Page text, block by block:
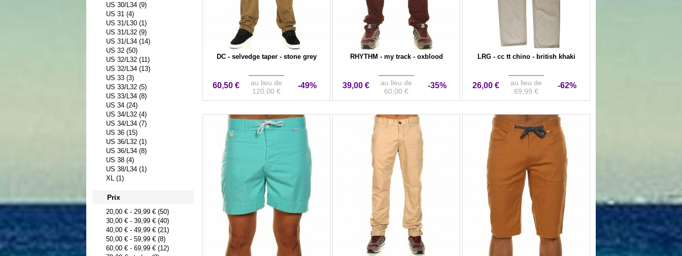
US 30/L34 (9)
US 31 (4)
US 31/L30 (1)
US 31/L32 (9)
US 31/L34 (14)
US 32 (50)
US 32/L32 (11)
US 32/L34 (13)
US 33 (3)
US 33/L32 (5)
US 33/L34 (8)
US 34 (24)
US 34/L32 (4)
US 34/L34 (7)
US 36 (15)
US 36/L32 (1)
US 36/L34 (8)
US 38 (4)
US 38/L34 (1)
XL (1)
Prix
20,00 € -29,99 € (50)
30,00 € -39,99 € (40)
40,00 € -49,99 € (21)
50,00 € -59,99 € (8)
60,00 € -69,99 € (12)
DC - selvedge taper - stone grey
60,50 €
au lieu de
120,00 €
-49%
RHYTHM - my track - oxblood
39,00 €
au lieu de
60,00 €
-35%
LRG - cc tt chino - british khaki
26,00 €
au lieu de
69,99 €
-62%